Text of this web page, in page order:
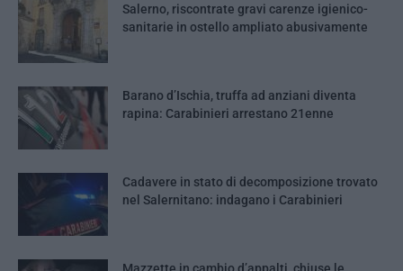
Salerno, riscontrate gravi carenze igienico-
sanitarie in ostello ampliato abusivamente
Barano d’Ischia, truffa ad anziani diventa
rapina: Carabinieri arrestano 21enne
Cadavere in stato di decomposizione trovato
nel Salernitano: indagano i Carabinieri